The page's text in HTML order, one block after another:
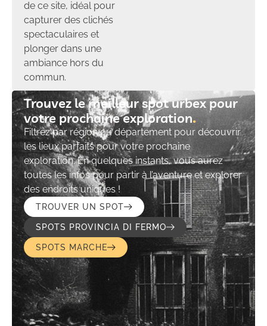
de ce site, idéal pour
capturer des clichés
spectaculaires et
plonger dans une
ambiance hors du
commun.
Trouvez le meilleur spot urbex pour
votre prochaine exploration​
Filtrez par région ou département pour découvrir
les lieux parfaits pour votre prochaine
exploration. En quelques instants, vous aurez
toutes les infos pour partir à l’aventure et explorer
des endroits uniques !
TROUVER UN SPOT
SPOTS PROVINCIA DI FERMO
SPOTS MARCHE